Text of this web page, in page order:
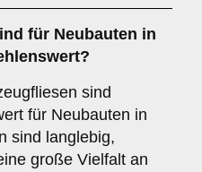
für Neubauten in
sind
für Neubauten in
sind langlebig,
große Vielfalt an